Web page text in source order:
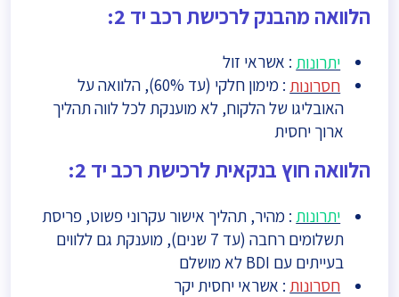
הלוואה מהבנק לרכישת רכב יד 2:
יתרונות : אשראי זול
חסרונות
: מימון חלקי (עד 60%), הלוואה על
האובליגו של הלקוח, לא מוענקת לכל לווה תהליך
ארוך יחסית
הלוואה חוץ בנקאית לרכישת רכב יד 2:
יתרונות : מהיר, תהליך אישור עקרוני פשוט, פריסת
תשלומים רחבה (עד 7 שנים), מוענקת גם ללווים
בעייתים עם BDI לא מושלם
חסרונות : אשראי יחסית יקר